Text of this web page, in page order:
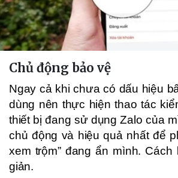
Chủ động bảo vệ
Ngay cả khi chưa có dấu hiệu
dùng nên thực hiện thao tác
thiết bị đang sử dụng Zalo của
chủ động và hiệu quả nhất để
xem trộm” đang ẩn mình. Cách
giản.